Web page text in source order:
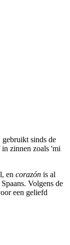
gebruikt sinds de
zinnen zoals 'mi
en corazón is al
Volgens de
een geliefd